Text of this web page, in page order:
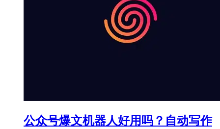
公众号爆文机器人好用吗？自动写作